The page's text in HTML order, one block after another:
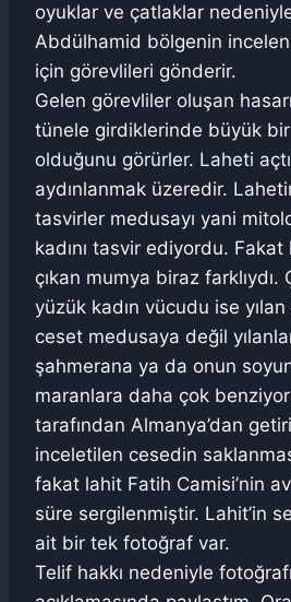
oyuklar ve çatlaklar
Abdülhamid bölgenin
için görevlileri gönderir.
Gelen görevliler oluşan
tünele girdiklerinde büyük
olduğunu görürler. Laheti
aydınlanmak üzeredir.
tasvirler medusayı yani
kadını tasvir ediyordu.
çıkan mumya biraz farklıydı.
yüzük kadın vücudu ise
ceset medusaya değil
şahmerana ya da onun
maranlara daha çok
tarafından Almanya’dan
inceletilen cesedin
fakat lahit Fatih Camisi’nin
süre sergilenmiştir. Lahit’in
ait bir tek fotoğraf var.
Telif hakkı nedeniyle